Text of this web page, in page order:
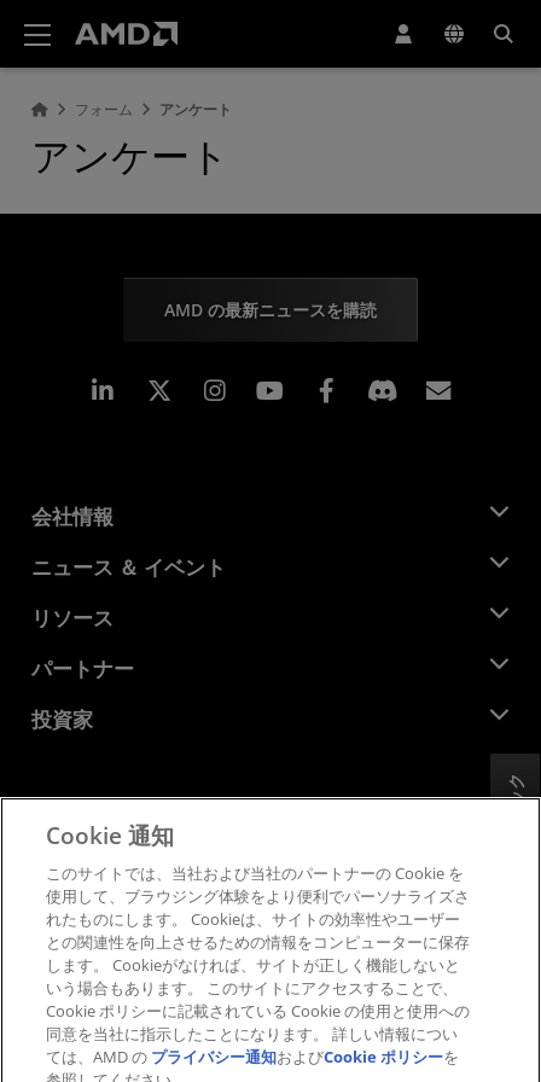
フォーム アンケート
アンケート
AMD の最新ニュースを購読
Linkedin Instagram Facebook
会社情報
AMD について
企業責任
キャリア
お問い合わせ
ニュース ＆ イベント
ニュースルーム
メディア ライブラリ
リソース
デベロッパー セントラル
ケース スタディ
パートナー
AMD パートナー ハブ
投資家
財務情報
取締役会
SEC 提出書類
プライバシー
商標
サプライ チェーンの透明性
公正でオープンな競争
英国税務戦略
Cookie ポリシー
Cookie の設定
フィードバック
Cookie 通知
このサイトでは、当社および当社のパートナーの Cookie を
使用して、ブラウジング体験をより便利でパーソナライズさ
れたものにします。 Cookieは、サイトの効率性やユーザー
との関連性を向上させるための情報をコンピューターに保存
します。 Cookieがなければ、サイトが正しく機能しないと
いう場合もあります。 このサイトにアクセスすることで、
Cookie ポリシーに記載されている Cookie の使用と使用への
同意を当社に指示したことになります。 詳しい情報につい
ては、AMD の プライバシー通知およびCookie ポリシーを